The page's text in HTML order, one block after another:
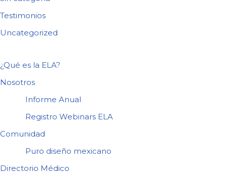
Testimonios
Uncategorized
¿Qué es la ELA?
Nosotros
Informe Anual
Registro Webinars ELA
Comunidad
Puro diseño mexicano
Directorio Médico